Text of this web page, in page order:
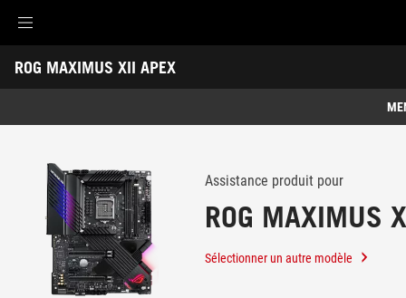
Accessibility links
Aller au contenu
Accessibilité
Aller au Menu
ASUS Footer
ROG MAXIMUS XII APEX
-
Caractéristiques
Caractéristiques techniques
Récompenses
Galerie
Support
Assistance produit pour
ROG MAXIMUS
Sélectionner un autre modèle